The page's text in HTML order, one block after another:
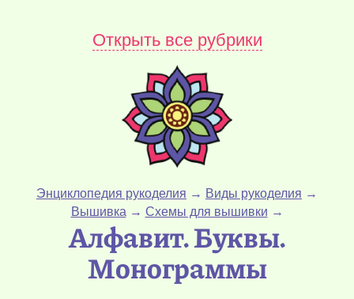
Открыть все рубрики
Энциклопедия рукоделия → Виды рукоделия →
Вышивка → Схемы для вышивки →
Алфавит. Буквы.
Монограммы